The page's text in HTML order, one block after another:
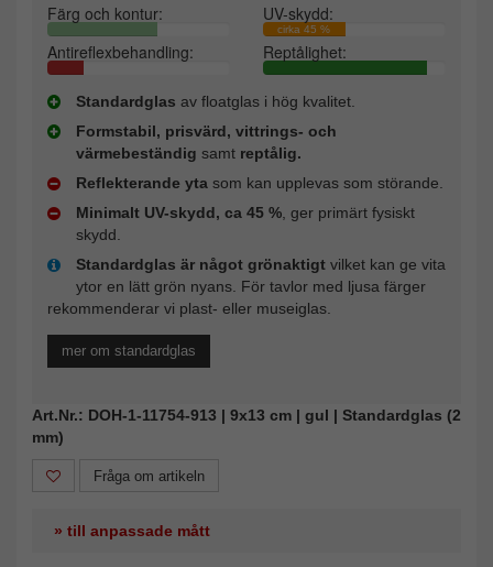
Färg och kontur: UV-skydd:
cirka 45 %
Antireflexbehandling: Reptålighet:
Standardglas av floatglas i hög kvalitet.
Formstabil, prisvärd, vittrings- och
värmebeständig samt reptålig.
Reflekterande yta som kan upplevas som störande.
Minimalt UV-skydd, ca 45 % , ger primärt fysiskt
skydd.
Standardglas är något grönaktigt vilket kan ge vita
ytor en lätt grön nyans. För tavlor med ljusa färger
rekommenderar vi plast- eller museiglas.
mer om standardglas
Art.Nr.: DOH-1-11754-913 | 9x13 cm | gul | Standardglas (2
mm)
Fråga om artikeln
» till anpassade mått